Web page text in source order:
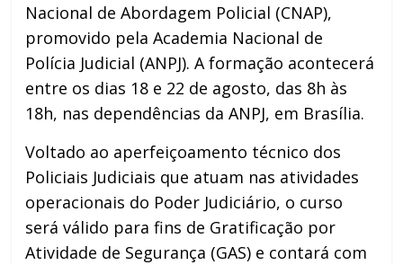
Nacional de Abordagem Policial (CNAP),
promovido pela Academia Nacional de
Polícia Judicial (ANPJ). A formação acontecerá
entre os dias 18 e 22 de agosto, das 8h às
18h, nas dependências da ANPJ, em Brasília.
Voltado ao aperfeiçoamento técnico dos
Policiais Judiciais que atuam nas atividades
operacionais do Poder Judiciário, o curso
será válido para fins de Gratificação por
Atividade de Segurança (GAS) e contará com